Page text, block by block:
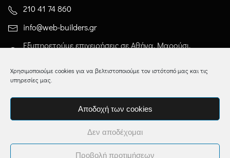
Χρησιμοποιούμε cookies για να βελτιστοποιούμε τον ιστότοπό μας και τις
υπηρεσίες μας.
Αποδοχή των cookies
Δεν αποδέχομαι
Προβολή προτιμήσεων
210 41 74 860
info@web-builders.gr
Εξυπηρετούμε επιχειρήσεις σε Αθήνα, Μαρούσι,
Web Builders | Κατασκευη Ιστοσελιδων